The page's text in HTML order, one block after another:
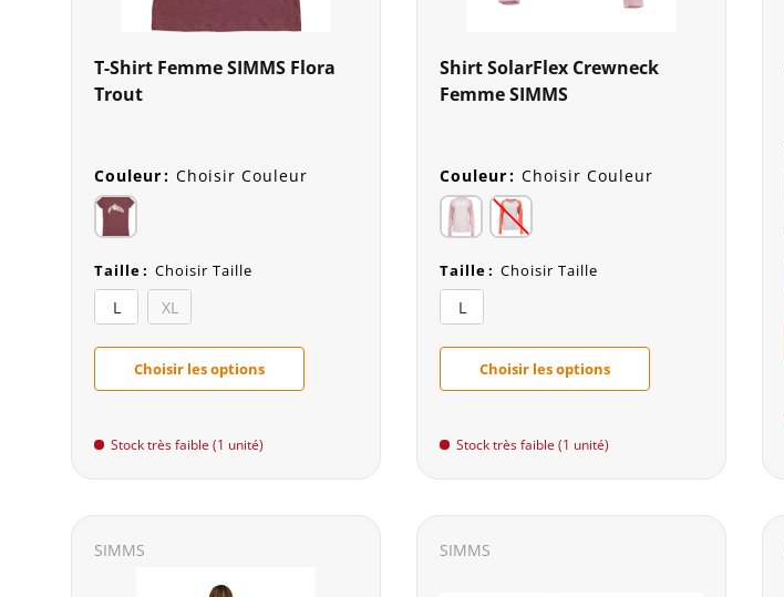
T-Shirt Femme SIMMS Flora
Trout
Couleur: Choisir Couleur
Taille: Choisir Taille
L XL
Choisir les options
Stock très faible (1 unité)
Shirt SolarFlex Crewneck
Femme SIMMS
Couleur: Choisir Couleur
Taille: Choisir Taille
L
Choisir les options
Stock très faible (1 unité)
SIMMS SIMMS